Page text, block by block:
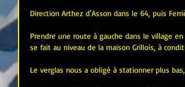
Direction Arthez d'Asson dans le 64, puis
Prendre une route à gauche dans le village
se fait au niveau de la maison Grillois, à
Le verglas nous a obligé à stationner plus